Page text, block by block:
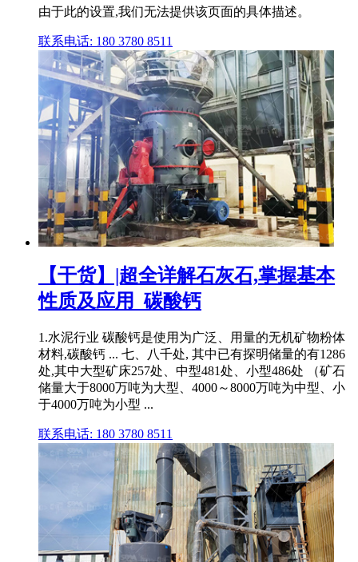
由于此的设置,我们无法提供该页面的具体描述。
联系电话: 180 3780 8511
【干货】|超全详解石灰石,掌握基本
性质及应用_碳酸钙
1.水泥行业 碳酸钙是使用为广泛、用量的无机矿物粉体
材料,碳酸钙 ... 七、八千处, 其中已有探明储量的有1286
处,其中大型矿床257处、中型481处、小型486处 （矿石
储量大于8000万吨为大型、4000～8000万吨为中型、小
于4000万吨为小型 ...
联系电话: 180 3780 8511